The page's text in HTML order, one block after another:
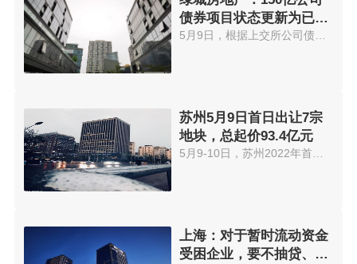
债券项目状态更新为已受
理
5月9日，根据上交所公司债券项目...
苏州5月9日首日出让7宗
地块，总起价93.4亿元
5月9-10日，苏州2022年首次集中...
上海：对于暂时流动资金
受困企业，要不抽贷、不